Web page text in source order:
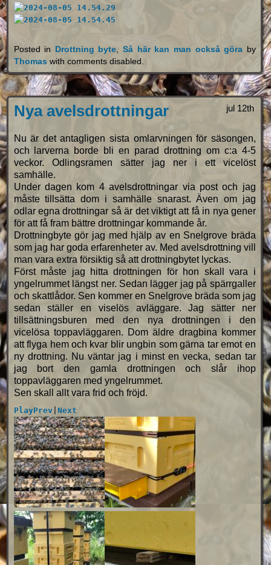
Posted in Drottning byte ,Så här kan man också göra by
Thomaswith comments disabled
jul 12th
Nya avelsdrottningar
Nu är det antagligen sista omlarvningen för säsongen,
och larverna borde bli en parad drottning om c:a 4-5
veckor. Odlingsramen sätter jag ner i ett vicelöst
samhälle.
Under dagen kom 4 avelsdrottningar via post och jag
måste tillsätta dom i samhälle snarast. Även om jag
odlar egna drottningar så är det viktigt att få in nya gener
för att få fram bättre drottningar kommande år.
Drottningbyte gör jag med hjälp av en Snelgrove bräda
som jag har goda erfarenheter av. Med avelsdrottning vill
man vara extra försiktig så att drottningbytet lyckas.
Först måste jag hitta drottningen för hon skall vara i
yngelrummet längst ner. Sedan lägger jag på spärrgaller
och skattlådor. Sen kommer en Snelgrove bräda som jag
sedan ställer en viselös avläggare. Jag sätter ner
tillsättningsburen med den nya drottningen i den
vicelösa toppavläggaren. Dom äldre dragbina kommer
att flyga hem och kvar blir ungbin som gärna tar emot en
ny drottning. Nu väntar jag i minst en vecka, sedan tar
jag bort den gamla drottningen och slår ihop
toppavläggaren med yngelrummet.
Sen skall allt vara frid och fröjd.
PlayPrev| Next